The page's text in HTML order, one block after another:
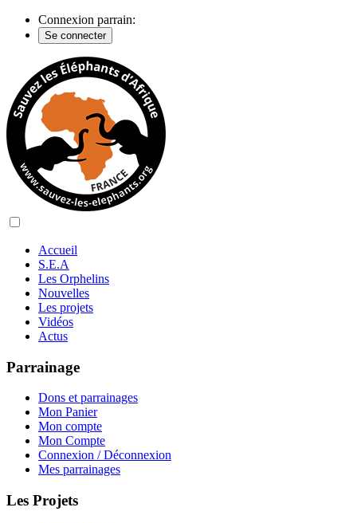
Connexion parrain:
Se connecter
Accueil
S.E.A
Les Orphelins
Nouvelles
Les projets
Vidéos
Actus
Parrainage
Dons et parrainages
Mon Panier
Mon compte
Mon Compte
Connexion / Déconnexion
Mes parrainages
Les Projets